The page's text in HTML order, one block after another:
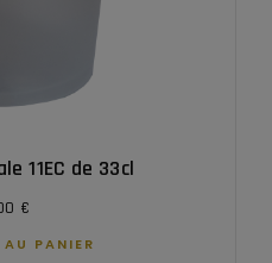
11EC de 33cl
€
PANIER